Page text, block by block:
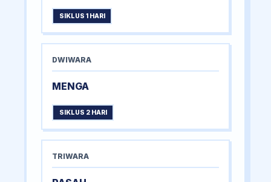
SIKLUS 1 HARI
DWIWARA
MENGA
SIKLUS 2 HARI
TRIWARA